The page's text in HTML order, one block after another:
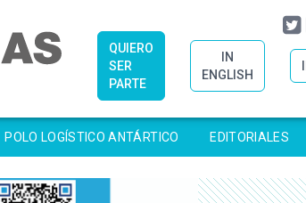
QUIERO
SER
PARTE
IN
ENGLISH
POLO LOGÍSTICO ANTÁRTICO EDITORIALES